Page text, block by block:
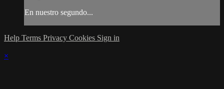
En nuestro segundo...
Help Terms Privacy Cookies Sign in
×